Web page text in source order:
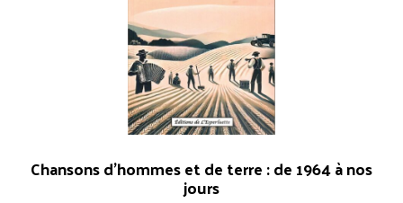
Chansons d’hommes et de terre : de 1964 à nos
jours